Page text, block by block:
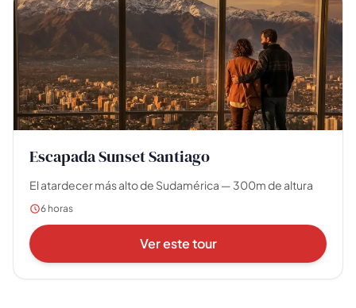
Escapada Sunset Santiago
El atardecer más alto de Sudamérica — 300m de altura
6 horas
Ver este tour
🗺️
Responde las preguntas de al lado para filtrar los
tours y paquetes.